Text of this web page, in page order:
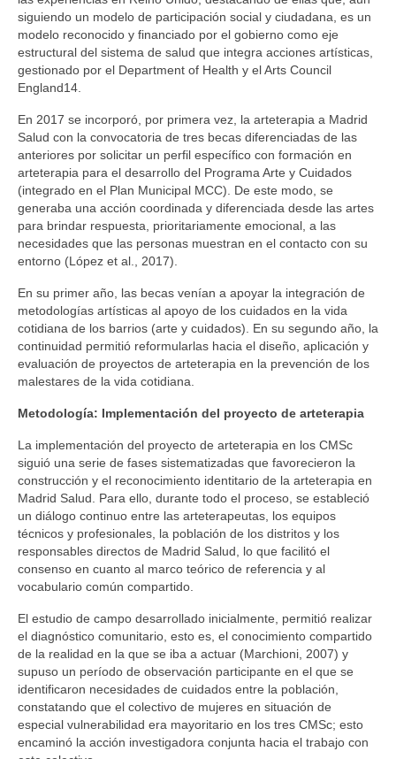
FORMACIONES
BLOG
CONTACTO
siguiendo un modelo de participación social y ciudadana, es un
modelo reconocido y financiado por el gobierno como eje
estructural del sistema de salud que integra acciones artísticas,
gestionado por el Department of Health y el Arts Council
England14.
En 2017 se incorporó, por primera vez, la arteterapia a Madrid
Salud con la convocatoria de tres becas diferenciadas de las
anteriores por solicitar un perfil específico con formación en
arteterapia para el desarrollo del Programa Arte y Cuidados
(integrado en el Plan Municipal MCC). De este modo, se
generaba una acción coordinada y diferenciada desde las artes
para brindar respuesta, prioritariamente emocional, a las
necesidades que las personas muestran en el contacto con su
entorno (López et al., 2017).
En su primer año, las becas venían a apoyar la integración de
metodologías artísticas al apoyo de los cuidados en la vida
cotidiana de los barrios (arte y cuidados). En su segundo año, la
continuidad permitió reformularlas hacia el diseño, aplicación y
evaluación de proyectos de arteterapia en la prevención de los
malestares de la vida cotidiana.
Metodología: Implementación del proyecto de arteterapia
La implementación del proyecto de arteterapia en los CMSc
siguió una serie de fases sistematizadas que favorecieron la
construcción y el reconocimiento identitario de la arteterapia en
Madrid Salud. Para ello, durante todo el proceso, se estableció
un diálogo continuo entre las arteterapeutas, los equipos
técnicos y profesionales, la población de los distritos y los
responsables directos de Madrid Salud, lo que facilitó el
consenso en cuanto al marco teórico de referencia y al
vocabulario común compartido.
El estudio de campo desarrollado inicialmente, permitió realizar
el diagnóstico comunitario, esto es, el conocimiento compartido
de la realidad en la que se iba a actuar (Marchioni, 2007) y
supuso un período de observación participante en el que se
identificaron necesidades de cuidados entre la población,
constatando que el colectivo de mujeres en situación de
especial vulnerabilidad era mayoritario en los tres CMSc; esto
encaminó la acción investigadora conjunta hacia el trabajo con